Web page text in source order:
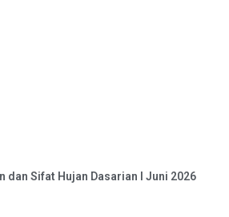
dan Sifat Hujan Dasarian I Juni 2026